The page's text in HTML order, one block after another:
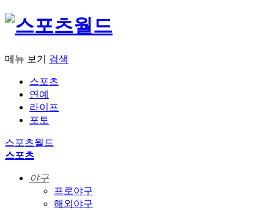
메뉴 보기 검색
스포츠
연예
라이프
포토
스포츠월드
스포츠
야구
프로야구
해외야구